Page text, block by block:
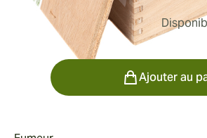
195,34 € était279,06 €
Ajouter au